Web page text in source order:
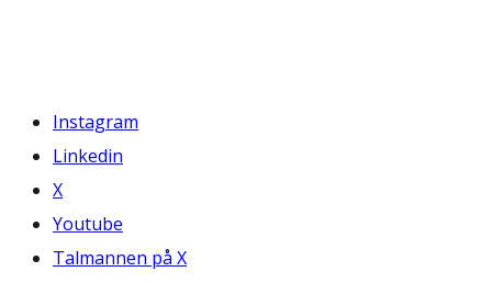
Instagram
Linkedin
X
Youtube
Talmannen på X